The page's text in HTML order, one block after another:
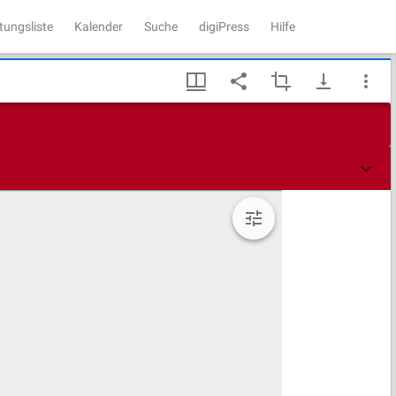
Kalender Suche digiPress Hilfe